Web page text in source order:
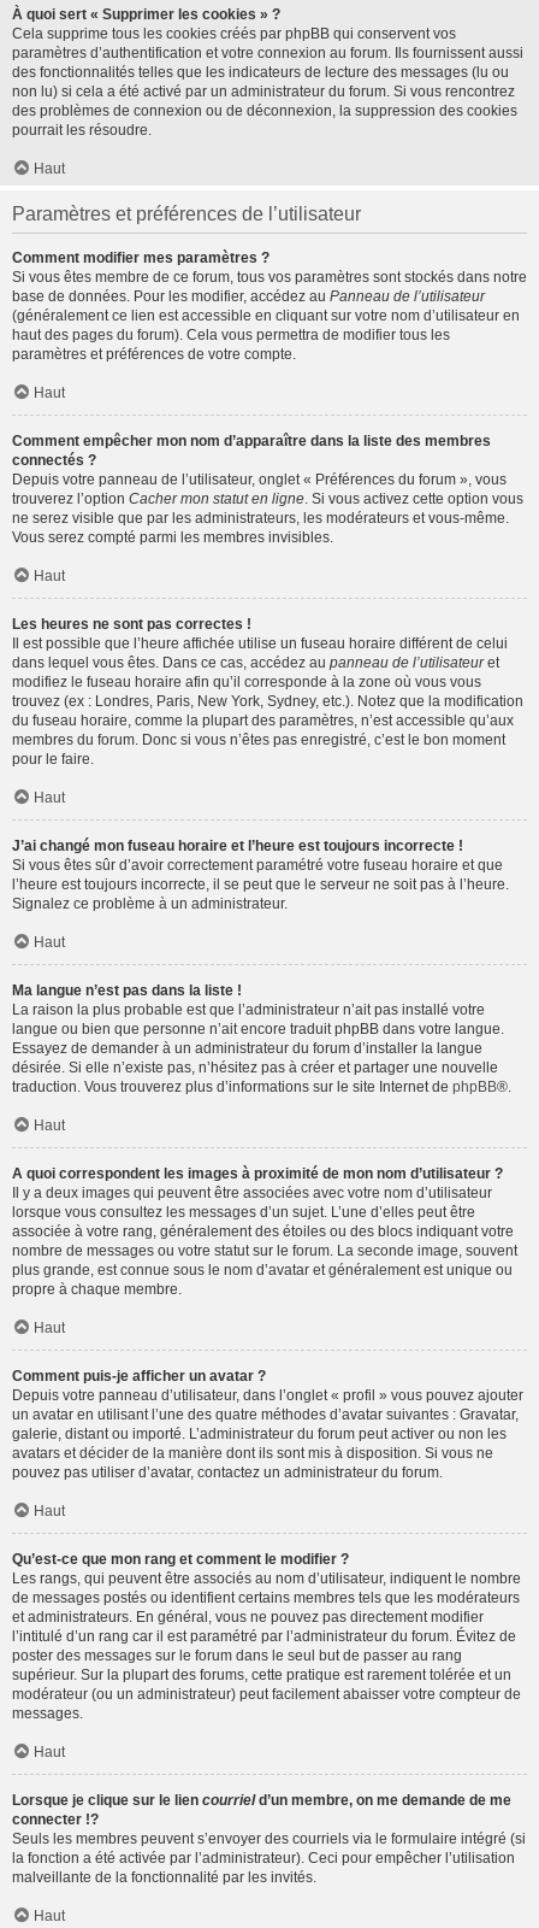
À quoi sert « Supprimer les cookies » ?
Cela supprime tous les cookies créés par phpBB qui conservent vos
paramètres d’authentification et votre connexion au forum. Ils fournissent aussi
des fonctionnalités telles que les indicateurs de lecture des messages (lu ou
non lu) si cela a été activé par un administrateur du forum. Si vous rencontrez
des problèmes de connexion ou de déconnexion, la suppression des cookies
pourrait les résoudre.
Haut
Paramètres et préférences de l’utilisateur
Comment modifier mes paramètres ?
Si vous êtes membre de ce forum, tous vos paramètres sont stockés dans notre
base de données. Pour les modifier, accédez au Panneau de l’utilisateur
(généralement ce lien est accessible en cliquant sur votre nom d’utilisateur en
haut des pages du forum). Cela vous permettra de modifier tous les
paramètres et préférences de votre compte.
Haut
Comment empêcher mon nom d’apparaître dans la liste des membres
connectés ?
Depuis votre panneau de l’utilisateur, onglet « Préférences du forum », vous
trouverez l’option Cacher mon statut en ligne. Si vous activez cette option vous
ne serez visible que par les administrateurs, les modérateurs et vous-même.
Vous serez compté parmi les membres invisibles.
Haut
Les heures ne sont pas correctes !
Il est possible que l’heure affichée utilise un fuseau horaire différent de celui
dans lequel vous êtes. Dans ce cas, accédez au panneau de l’utilisateuret
modifiez le fuseau horaire afin qu’il corresponde à la zone où vous vous
trouvez (ex : Londres, Paris, New York, Sydney, etc.). Notez que la modification
du fuseau horaire, comme la plupart des paramètres, n’est accessible qu’aux
membres du forum. Donc si vous n’êtes pas enregistré, c’est le bon moment
pour le faire.
Haut
J’ai changé mon fuseau horaire et l’heure est toujours incorrecte !
Si vous êtes sûr d’avoir correctement paramétré votre fuseau horaire et que
l’heure est toujours incorrecte, il se peut que le serveur ne soit pas à l’heure.
Signalez ce problème à un administrateur.
Haut
Ma langue n’est pas dans la liste !
La raison la plus probable est que l’administrateur n’ait pas installé votre
langue ou bien que personne n’ait encore traduit phpBB dans votre langue.
Essayez de demander à un administrateur du forum d’installer la langue
désirée. Si elle n’existe pas, n’hésitez pas à créer et partager une nouvelle
traduction. Vous trouverez plus d’informations sur le site Internet de phpBB®.
Haut
A quoi correspondent les images à proximité de mon nom d’utilisateur ?
Il y a deux images qui peuvent être associées avec votre nom d’utilisateur
lorsque vous consultez les messages d’un sujet. L’une d’elles peut être
associée à votre rang, généralement des étoiles ou des blocs indiquant votre
nombre de messages ou votre statut sur le forum. La seconde image, souvent
plus grande, est connue sous le nom d’avatar et généralement est unique ou
propre à chaque membre.
Haut
Comment puis-je afficher un avatar ?
Depuis votre panneau d’utilisateur, dans l’onglet « profil » vous pouvez ajouter
un avatar en utilisant l’une des quatre méthodes d’avatar suivantes : Gravatar,
galerie, distant ou importé. L’administrateur du forum peut activer ou non les
avatars et décider de la manière dont ils sont mis à disposition. Si vous ne
pouvez pas utiliser d’avatar, contactez un administrateur du forum.
Haut
Qu’est-ce que mon rang et comment le modifier ?
Les rangs, qui peuvent être associés au nom d’utilisateur, indiquent le nombre
de messages postés ou identifient certains membres tels que les modérateurs
et administrateurs. En général, vous ne pouvez pas directement modifier
l’intitulé d’un rang car il est paramétré par l’administrateur du forum. Évitez de
poster des messages sur le forum dans le seul but de passer au rang
supérieur. Sur la plupart des forums, cette pratique est rarement tolérée et un
modérateur (ou un administrateur) peut facilement abaisser votre compteur de
messages.
Haut
Lorsque je clique sur le lien courrield’un membre, on me demande de me
connecter !?
Seuls les membres peuvent s’envoyer des courriels via le formulaire intégré (si
la fonction a été activée par l’administrateur). Ceci pour empêcher l’utilisation
malveillante de la fonctionnalité par les invités.
Haut